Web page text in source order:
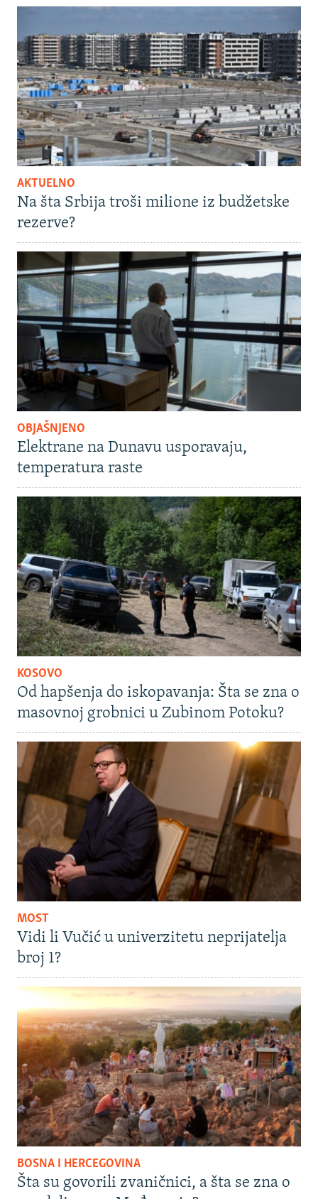
AKTUELNO
Na šta Srbija troši milione iz budžetske
rezerve?
OBJAŠNJENO
Elektrane na Dunavu usporavaju,
temperatura raste
KOSOVO
Od hapšenja do iskopavanja: Šta se zna o
masovnoj grobnici u Zubinom Potoku?
MOST
Vidi li Vučić u univerzitetu neprijatelja
broj 1?
BOSNA I HERCEGOVINA
Šta su govorili zvaničnici, a šta se zna o